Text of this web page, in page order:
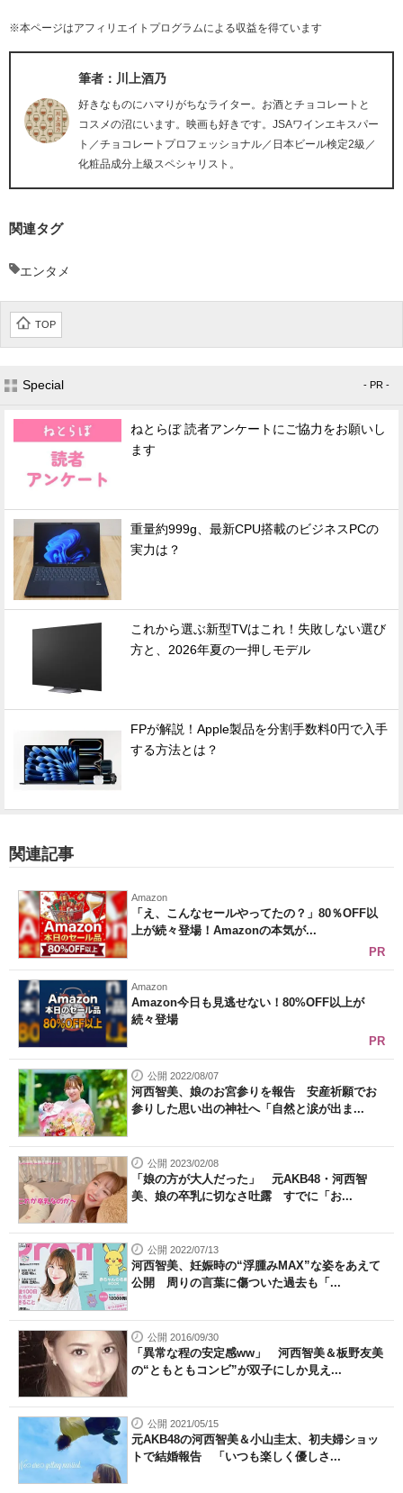
※本ページはアフィリエイトプログラムによる収益を得ています
筆者：川上酒乃
好きなものにハマりがちなライター。お酒とチョコレートと
コスメの沼にいます。映画も好きです。JSAワインエキスパー
ト／チョコレートプロフェッショナル／日本ビール検定2級／
化粧品成分上級スペシャリスト。
関連タグ
エンタメ
TOP
Special - PR -
ねとらぼ 読者アンケートにご協力をお願いし
ます
重量約999g、最新CPU搭載のビジネスPCの
実力は？
これから選ぶ新型TVはこれ！失敗しない選び
方と、2026年夏の一押しモデル
FPが解説！Apple製品を分割手数料0円で入手
する方法とは？
関連記事
Amazon
「え、こんなセールやってたの？」80％OFF以
上が続々登場！Amazonの本気が...
PR
Amazon
Amazon今日も見逃せない！80%OFF以上が
続々登場
PR
公開 2022/08/07
河西智美、娘のお宮参りを報告 安産祈願でお
参りした思い出の神社へ「自然と涙が出ま...
公開 2023/02/08
「娘の方が大人だった」 元AKB48・河西智
美、娘の卒乳に切なさ吐露 すでに「お...
公開 2022/07/13
河西智美、妊娠時の“浮腫みMAX”な姿をあえて
公開 周りの言葉に傷ついた過去も「...
公開 2016/09/30
「異常な程の安定感ww」 河西智美＆板野友美
の“ともともコンビ”が双子にしか見え...
公開 2021/05/15
元AKB48の河西智美＆小山圭太、初夫婦ショッ
トで結婚報告 「いつも楽しく優しさ...